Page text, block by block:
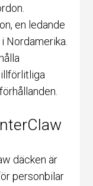
en ledande
Nordamerika.
däcken är
personbilar